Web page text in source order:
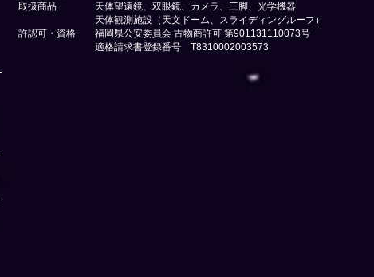
取扱商品 天体望遠鏡、双眼鏡、カメラ、三脚、光学機器
天体観測施設（天文ドーム、スライディングルーフ）
​許認可・資格 福岡県公安委員会 古物商許可 第901131110073号
適格請求書登録番号 T8310002003573